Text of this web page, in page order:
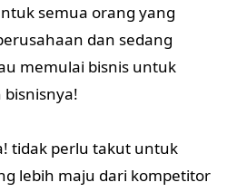
semua orang yang
dan sedang
memulai bisnis untuk
tidak perlu takut untuk
lebih maju dari kompetitor